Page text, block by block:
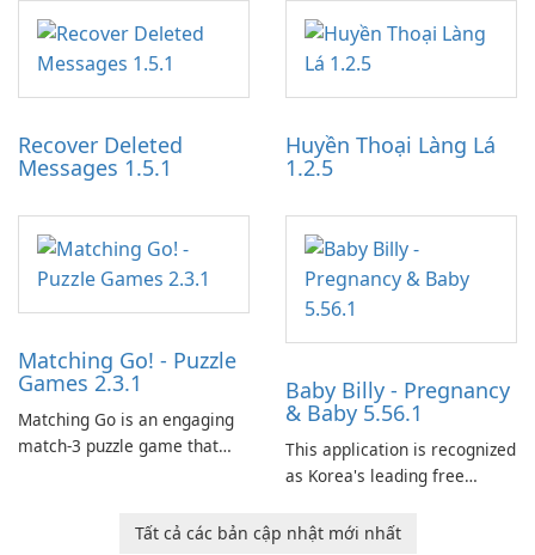
application designed to
optimize the gaming
experience for Grand Theft
Auto IV.
work through built-in brand
partnerships and integrated
tools for content distribution
and audience engagement.
Recover Deleted
Messages 1.5.1
Huyền Thoại Làng Lá
1.2.5
Matching Go! - Puzzle
Games 2.3.1
Matching Go is an engaging
match-3 puzzle game that
Ollie, on an adventurous
Baby Billy - Pregnancy
& Baby 5.56.1
This application is recognized
as Korea's leading free
baby tracking, offering
Tất cả các bản cập nhật mới nhất